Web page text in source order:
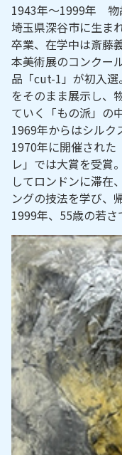
1943年～1999年 物
埼玉県深谷市に生ま
卒業、在学中は斎藤
本美術展のコンクー
品「cut-1」が初入
をそのまま展示し、
ていく「もの派」の
1969年からはシルク
1970年に開催された
レ」では大賞を受賞
してロンドンに滞在
ングの技法を学び、
1999年、55歳の若さ